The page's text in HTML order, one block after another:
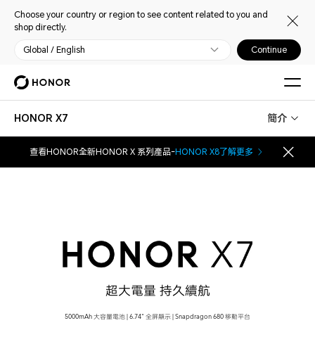
Choose your country or region to see content related to you and
shop directly.
Global / English Continue
HONOR X7 簡介
查看HONOR全新HONOR X 系列產品-HONOR X8了解更多
超大電量 持久續航
5000mAh 大容量電池 | 6.74" 全屏顯示 | Snapdragon 680 移動平台